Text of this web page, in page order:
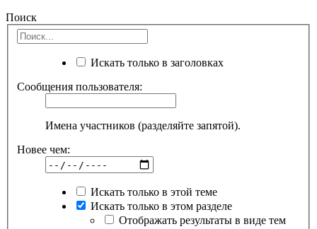
Поиск
Искать только в заголовках
Сообщения пользователя:
Имена участников (разделяйте запятой).
Новее чем:
Искать только в этой теме
Искать только в этом разделе
Отображать результаты в виде тем